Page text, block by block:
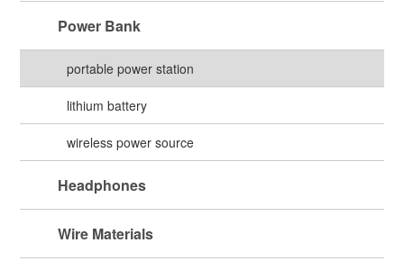
企业集团
广电媒体
酒店旅游
Power Bank
portable power station
lithium battery
wireless power source
Headphones
Wire Materials